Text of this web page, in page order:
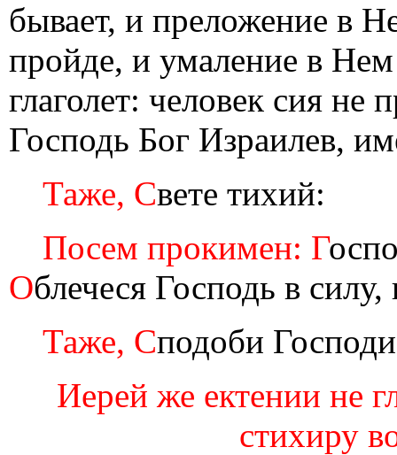
бывает, и преложение в
пройде, и умаление в
глаголет: человек сия не
Господь Бог Израилев,
Таже, Свете тихий:
Посем прокимен: Г
Облечеся Господь в силу,
Таже, Сподоби
Иерей же ектении не
стихиру